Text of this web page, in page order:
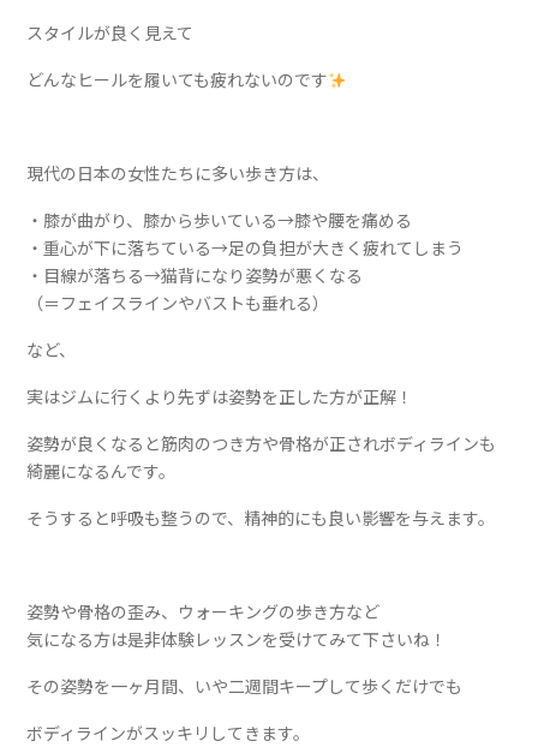
スタイルが良く見えて
どんなヒールを履いても疲れないのです
現代の日本の女性たちに多い歩き方は、
・膝が曲がり、膝から歩いている→膝や腰を痛める
・重心が下に落ちている→足の負担が大きく疲れてしまう
・目線が落ちる→猫背になり姿勢が悪くなる
（＝フェイスラインやバストも垂れる）
など、
実はジムに行くより先ずは姿勢を正した方が正解！
姿勢が良くなると筋肉のつき方や骨格が正されボディラインも
綺麗になるんです。
そうすると呼吸も整うので、精神的にも良い影響を与えます。
姿勢や骨格の歪み、ウォーキングの歩き方など
気になる方は是非体験レッスンを受けてみて下さいね！
その姿勢を一ヶ月間、いや二週間キープして歩くだけでも
ボディラインがスッキリしてきます。